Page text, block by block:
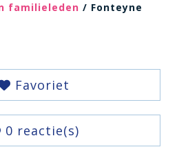
familieleden / Fonteyne
Favoriet
0 reactie(s)